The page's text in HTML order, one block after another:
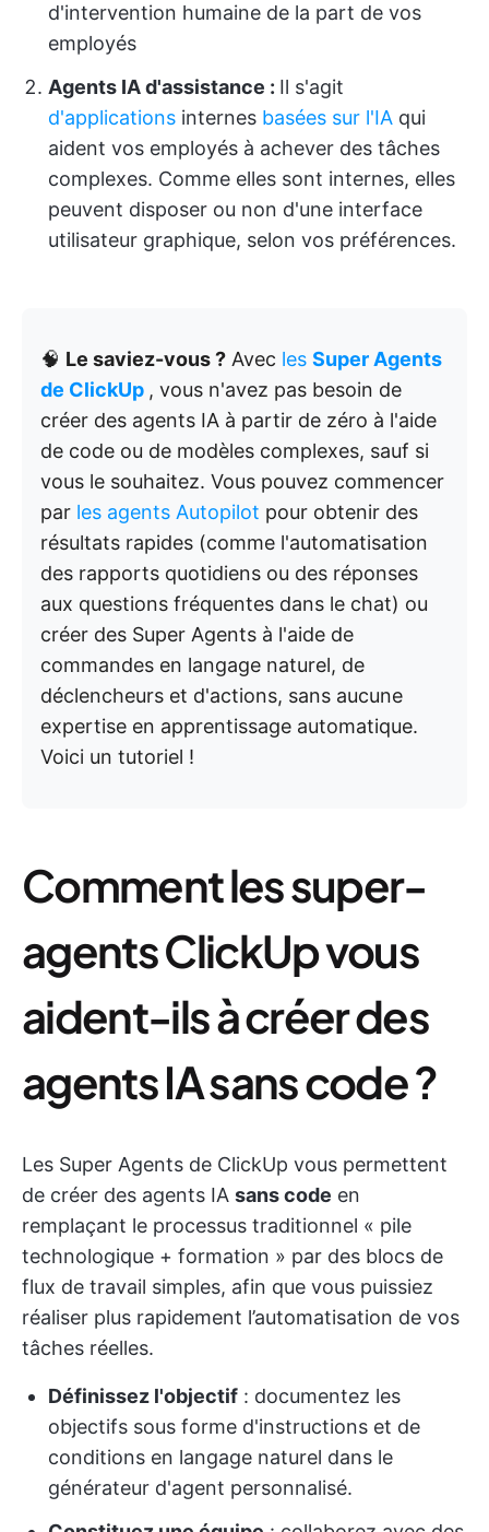
d'intervention humaine de la part de vos
employés
Agents IA d'assistance : Il s'agit
d'applications internes basées sur l'IA qui
aident vos employés à achever des tâches
complexes. Comme elles sont internes, elles
peuvent disposer ou non d'une interface
utilisateur graphique, selon vos préférences.
🧠 Le saviez-vous ? Avec les Super Agents
de ClickUp , vous n'avez pas besoin de
créer des agents IA à partir de zéro à l'aide
de code ou de modèles complexes, sauf si
vous le souhaitez. Vous pouvez commencer
par les agents Autopilot pour obtenir des
résultats rapides (comme l'automatisation
des rapports quotidiens ou des réponses
aux questions fréquentes dans le chat) ou
créer des Super Agents à l'aide de
commandes en langage naturel, de
déclencheurs et d'actions, sans aucune
expertise en apprentissage automatique.
Voici un tutoriel !
Comment les super-
agents ClickUp vous
aident-ils à créer des
agents IA sans code ?
Les Super Agents de ClickUp vous permettent
de créer des agents IA sans code en
remplaçant le processus traditionnel « pile
technologique + formation » par des blocs de
flux de travail simples, afin que vous puissiez
réaliser plus rapidement l’automatisation de vos
tâches réelles.
Définissez l'objectif : documentez les
objectifs sous forme d'instructions et de
conditions en langage naturel dans le
générateur d'agent personnalisé.